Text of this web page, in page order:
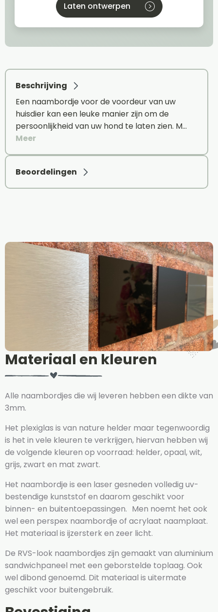
Laten ontwerpen
Beschrijving
Een naambordje voor de voordeur van uw
huisdier kan een leuke manier zijn om de
persoonlijkheid van uw hond te laten zien. M…
Meer
Beoordelingen
Materiaal en kleuren
Alle naambordjes die wij leveren hebben een dikte van
3mm.
Het plexiglas is van nature helder maar tegenwoordig
is het in vele kleuren te verkrijgen, hiervan hebben wij
de volgende kleuren op voorraad: helder, opaal, wit,
grijs, zwart en mat zwart.
Het naambordje is een laser gesneden volledig uv-
bestendige kunststof en daarom geschikt voor
binnen- en buitentoepassingen. Men noemt het ook
wel een perspex naambordje of acrylaat naamplaat.
Het materiaal is ijzersterk en zeer licht.
De RVS-look naambordjes zijn gemaakt van aluminium
sandwichpaneel met een geborstelde toplaag. Ook
wel dibond genoemd. Dit materiaal is uitermate
geschikt voor buitengebruik.